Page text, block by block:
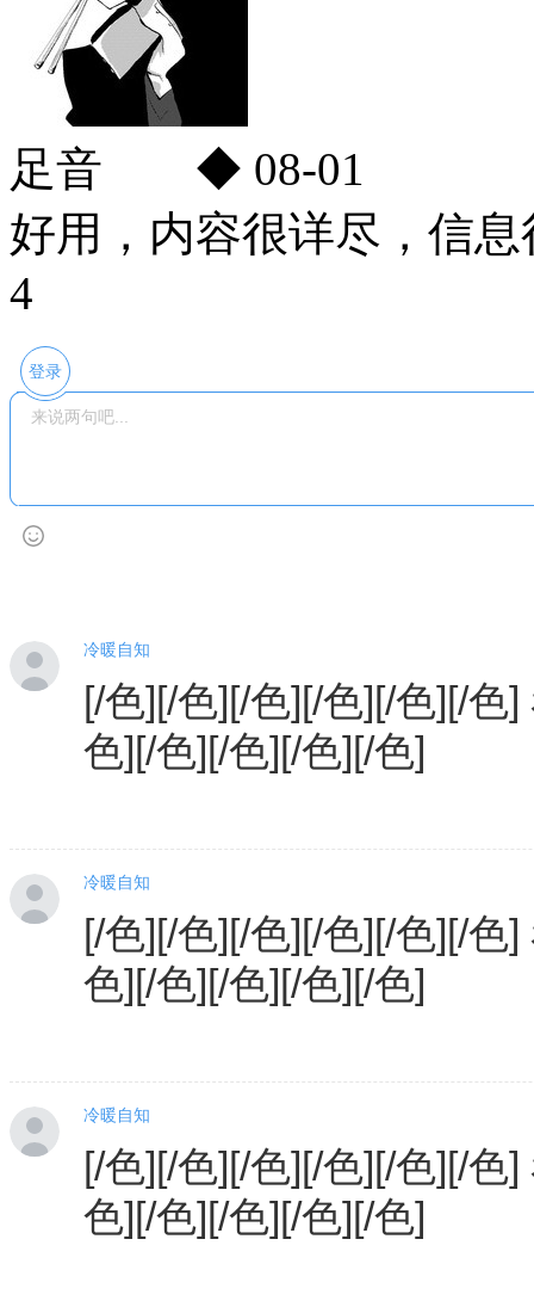
足音 ◆ 08-01
好用，内容很详尽，信
4
登录
冷暖自知
[/色][/色][/色][/色][/色][/色
色][/色][/色][/色][/色]
冷暖自知
[/色][/色][/色][/色][/色][/色
色][/色][/色][/色][/色]
冷暖自知
[/色][/色][/色][/色][/色][/色
色][/色][/色][/色][/色]